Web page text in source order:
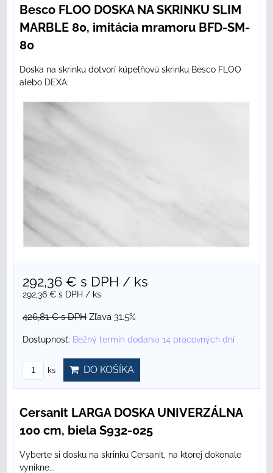
Besco FLOO DOSKA NA SKRINKU SLIM
MARBLE 80, imitácia mramoru BFD-SM-
80
Doska na skrinku dotvorí kúpeľňovú skrinku Besco FLOO
alebo DEXA.
292,36 € s DPH / ks
292,36 € s DPH / ks
426,81 €s DPH Zľava 31.5%
Dostupnosť: Bežný termín dodania 14 pracovných dní
ks DO KOŠÍKA
Cersanit LARGA DOSKA UNIVERZÁLNA
100 cm, biela S932-025
Vyberte si dosku na skrinku Cersanit, na ktorej dokonale
vynikne...